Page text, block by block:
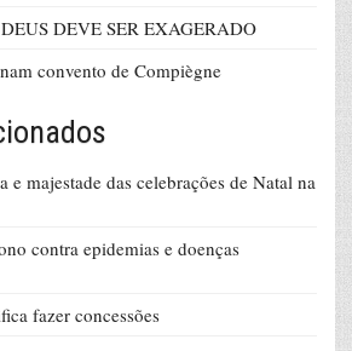
DEVE SER EXAGERADO
convento de Compiègne
e majestade das celebrações de Natal na
contra epidemias e doenças
fazer concessões